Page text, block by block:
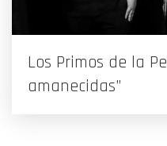
Los Primos de la
amanecidas”